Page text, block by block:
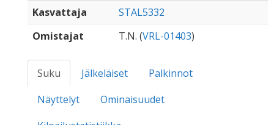
Kasvattaja
STAL5332
Omistajat
T.N. (VRL-01403)
Suku Jälkeläiset
Palkinnot
Näyttelyt
Ominaisuudet